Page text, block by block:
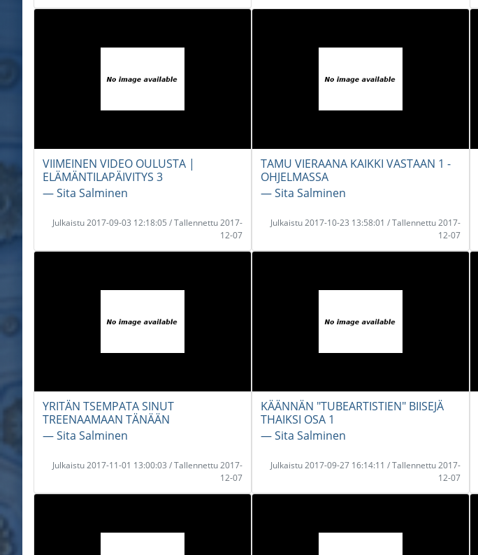
VIIMEINEN VIDEO OULUSTA |
ELÄMÄNTILAPÄIVITYS 3
― Sita Salminen
Julkaistu 2017-09-03 12:18:05 / Tallennettu 2017-
12-07
TAMU VIERAANA KAIKKI VASTAAN 1 -
OHJELMASSA
― Sita Salminen
Julkaistu 2017-10-23 13:58:01 / Tallennettu 2017-
12-07
YRITÄN TSEMPATA SINUT
TREENAAMAAN TÄNÄÄN
― Sita Salminen
Julkaistu 2017-11-01 13:00:03 / Tallennettu 2017-
12-07
KÄÄNNÄN "TUBEARTISTIEN" BIISEJÄ
THAIKSI OSA 1
― Sita Salminen
Julkaistu 2017-09-27 16:14:11 / Tallennettu 2017-
12-07